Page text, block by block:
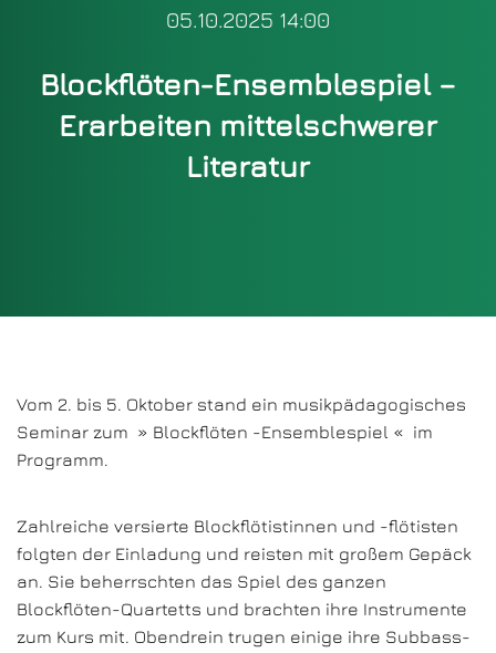
05.10.2025 14:00
Blockflöten-Ensemblespiel –
Erarbeiten mittelschwerer
Literatur
Vom 2. bis 5. Oktober stand ein musikpädagogisches
Seminar zum » Blockflöten -Ensemblespiel « im
Programm.
Zahlreiche versierte Blockflötistinnen und -flötisten
folgten der Einladung und reisten mit großem Gepäck
an. Sie beherrschten das Spiel des ganzen
Blockflöten-Quartetts und brachten ihre Instrumente
zum Kurs mit. Obendrein trugen einige ihre Subbass-